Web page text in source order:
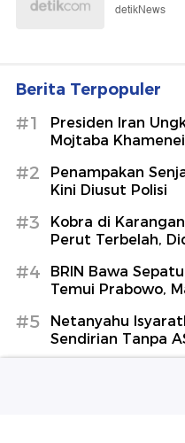
detikNews
Berita Terpopuler
#1
Presiden Iran
Mojtaba
#2
Penampakan
Kini Diusut Polisi
#3
Kobra di
Perut Terbelah,
#4
BRIN Bawa
Temui Prabowo,
#5
Netanyahu
Sendirian Tanpa